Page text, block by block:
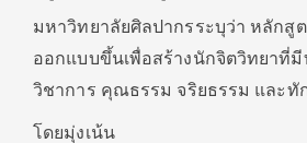
มหาวิทยาลัยศิลปากรระบุว่า หลักสู
ออกแบบขึ้นเพื่อสร้างนักจิตวิทยาที่
วิชาการ คุณธรรม จริยธรรม และทั
โดยมุ่งเน้น